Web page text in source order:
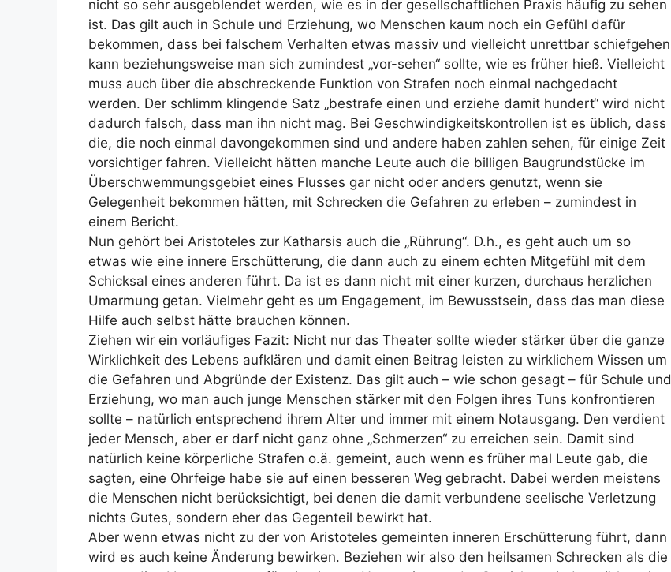
nicht so sehr ausgeblendet werden, wie es in der gesellschaftlichen Praxis häufig zu sehen
ist. Das gilt auch in Schule und Erziehung, wo Menschen kaum noch ein Gefühl dafür
bekommen, dass bei falschem Verhalten etwas massiv und vielleicht unrettbar schiefgehen
kann beziehungsweise man sich zumindest „vor-sehen“ sollte, wie es früher hieß. Vielleicht
muss auch über die abschreckende Funktion von Strafen noch einmal nachgedacht
werden. Der schlimm klingende Satz „bestrafe einen und erziehe damit hundert“ wird nicht
dadurch falsch, dass man ihn nicht mag. Bei Geschwindigkeitskontrollen ist es üblich, dass
die, die noch einmal davongekommen sind und andere haben zahlen sehen, für einige Zeit
vorsichtiger fahren. Vielleicht hätten manche Leute auch die billigen Baugrundstücke im
Überschwemmungsgebiet eines Flusses gar nicht oder anders genutzt, wenn sie
Gelegenheit bekommen hätten, mit Schrecken die Gefahren zu erleben – zumindest in
einem Bericht.
Nun gehört bei Aristoteles zur Katharsis auch die „Rührung“. D.h., es geht auch um so
etwas wie eine innere Erschütterung, die dann auch zu einem echten Mitgefühl mit dem
Schicksal eines anderen führt. Da ist es dann nicht mit einer kurzen, durchaus herzlichen
Umarmung getan. Vielmehr geht es um Engagement, im Bewusstsein, dass das man diese
Hilfe auch selbst hätte brauchen können.
Ziehen wir ein vorläufiges Fazit: Nicht nur das Theater sollte wieder stärker über die ganze
Wirklichkeit des Lebens aufklären und damit einen Beitrag leisten zu wirklichem Wissen um
die Gefahren und Abgründe der Existenz. Das gilt auch – wie schon gesagt – für Schule und
Erziehung, wo man auch junge Menschen stärker mit den Folgen ihres Tuns konfrontieren
sollte – natürlich entsprechend ihrem Alter und immer mit einem Notausgang. Den verdient
jeder Mensch, aber er darf nicht ganz ohne „Schmerzen“ zu erreichen sein. Damit sind
natürlich keine körperliche Strafen o.ä. gemeint, auch wenn es früher mal Leute gab, die
sagten, eine Ohrfeige habe sie auf einen besseren Weg gebracht. Dabei werden meistens
die Menschen nicht berücksichtigt, bei denen die damit verbundene seelische Verletzung
nichts Gutes, sondern eher das Gegenteil bewirkt hat.
Aber wenn etwas nicht zu der von Aristoteles gemeinten inneren Erschütterung führt, dann
wird es auch keine Änderung bewirken. Beziehen wir also den heilsamen Schrecken als die